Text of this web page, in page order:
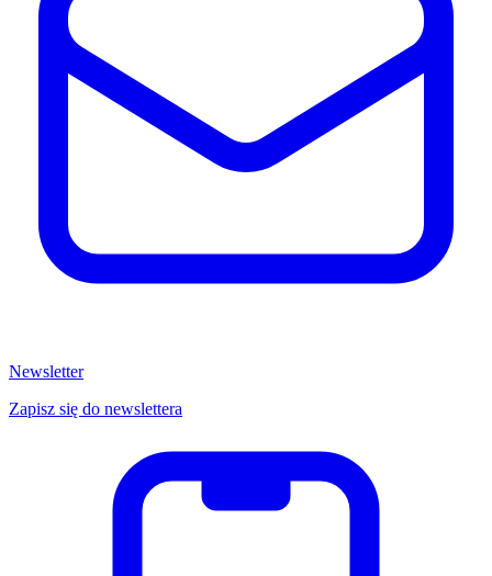
Newsletter
Zapisz się do newslettera